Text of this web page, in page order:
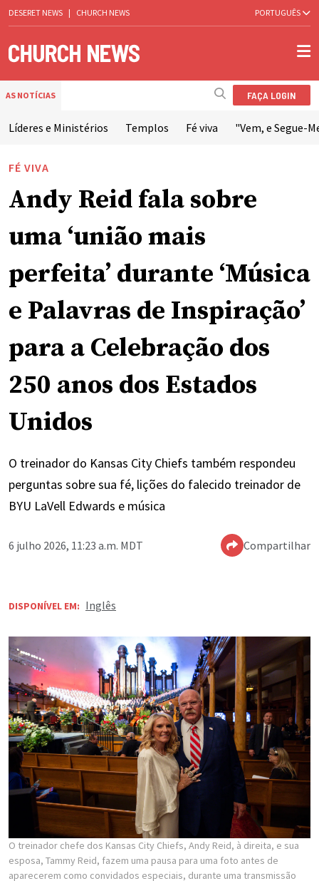
DESERET NEWS | CHURCH NEWS PORTUGUÊS
AS NOTÍCIAS FAÇA LOGIN
Líderes e Ministérios Templos Fé viva "Vem, e Segue-
FÉ VIVA
Andy Reid fala sobre
uma ‘união mais
perfeita’ durante ‘Música
e Palavras de Inspiração’
para a Celebração dos
250 anos dos Estados
Unidos
O treinador do Kansas City Chiefs também respondeu
perguntas sobre sua fé, lições do falecido treinador de
BYU LaVell Edwards e música
6 julho 2026, 11:23 a.m. MDT Compartilhar
DISPONÍVEL EM: Inglês
O treinador chefe dos Kansas City Chiefs, Andy Reid, à direita, e sua
esposa, Tammy Reid, fazem uma pausa para uma foto antes de
aparecerem como convidados especiais, durante uma transmissão